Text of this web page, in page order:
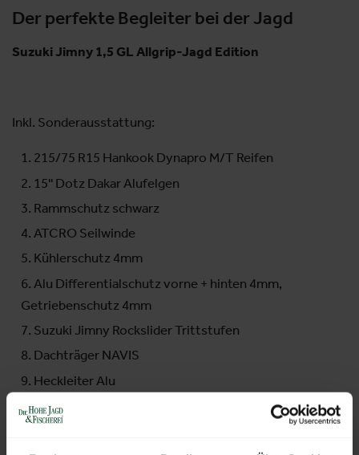
Der perfekte Begleiter bei der Jagd
Suzuki Jimny 1,5 GL Allgrip-Jagd Edition
Inkl. Sonderausstattung:
215/75 R15 Hankook Dynapro M/T Reifen
15'' Dotz Dakar Alufelgen
Rammschutz schwarz
ATCRO Seilwinde
Kühlerschutz 4mm
Alu Differentialschutz vorne + hinten 4mm,
Getriebenschutz 4mm
Suzuki Jimny Rockslider Trittstufen
Dachträger NAVIS
Heckleiter Alu
Windabweiser